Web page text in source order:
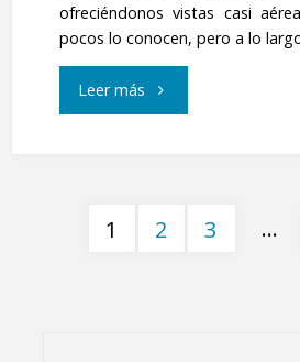
ofreciéndonos vistas casi
pocos lo conocen, pero a lo
Leer más"Los
Río
1 2 3 …